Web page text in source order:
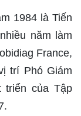
1984 là Tiến
năm làm
France,
trí Phó Giám
triển của Tập